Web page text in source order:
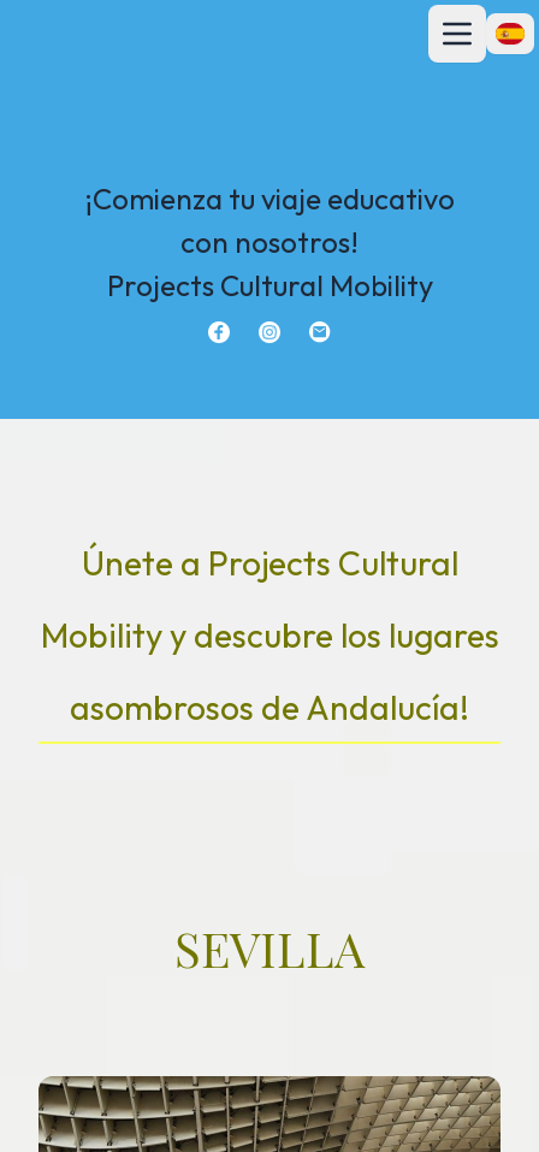
Abrir menú
Abrir
¡Comienza tu viaje educativo
con nosotros!
Projects Cultural Mobility
Únete a Projects Cultural
Mobility y descubre los lugares
asombrosos de Andalucía!
SEVILLA